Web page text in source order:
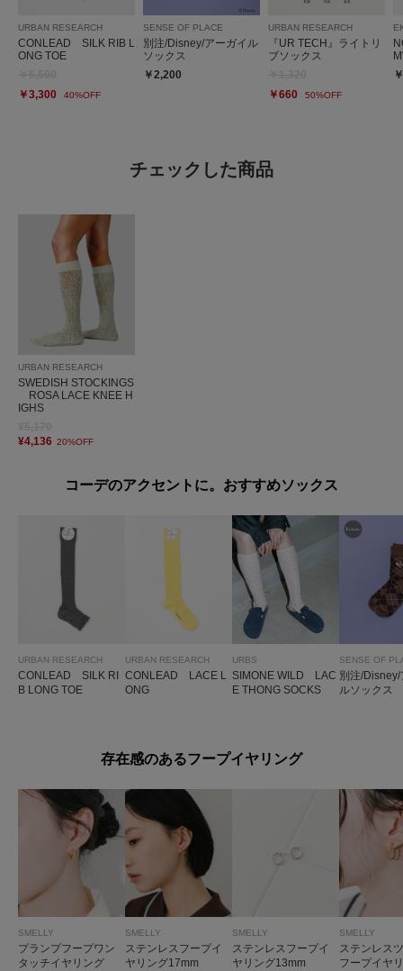
URBAN RESEARCH
CONLEAD SILK RIB L
ONG TOE
￥3,300
40%OFF
SENSE OF PLACE
別注/Disney/アーガイル
ソックス
￥2,200
URBAN RESEARCH
『UR TECH』ライトリ
ブソックス
￥660
50%OFF
チェックした商品
URBAN RESEARCH
SWEDISH STOCKINGS
ROSA LACE KNEE H
IGHS
¥4,136 20%OFF
コーデのアクセントに。おすすめソックス
URBAN RESEARCH
CONLEAD SILK RI
B LONG TOE
URBAN RESEARCH
CONLEAD LACE L
ONG
URBS
SIMONE WILD LAC
E THONG SOCKS
SENSE OF
別注/
ルソックス
存在感のあるフープイヤリング
SMELLY
プランプフープワン
タッチイヤリング
SMELLY
ステンレスフープイ
ヤリング17mm
SMELLY
ステンレスフープイ
ヤリング13mm
SMELLY
ステンレス
フープイヤ